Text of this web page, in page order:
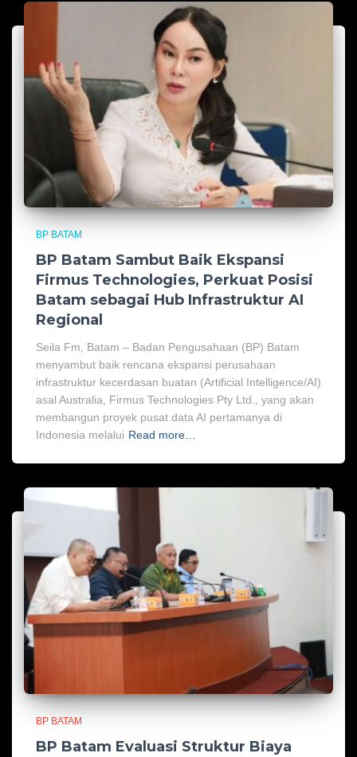
BP BATAM
BP Batam Sambut Baik Ekspansi
Firmus Technologies, Perkuat Posisi
Batam sebagai Hub Infrastruktur AI
Regional
Seila Fm, Batam – Badan Pengusahaan (BP) Batam
menyambut baik rencana ekspansi perusahaan
infrastruktur kecerdasan buatan (Artificial Intelligence/AI)
asal Australia, Firmus Technologies Pty Ltd., yang akan
membangun proyek pusat data AI pertamanya di
Indonesia melalui Read more…
BP BATAM
BP Batam Evaluasi Struktur Biaya